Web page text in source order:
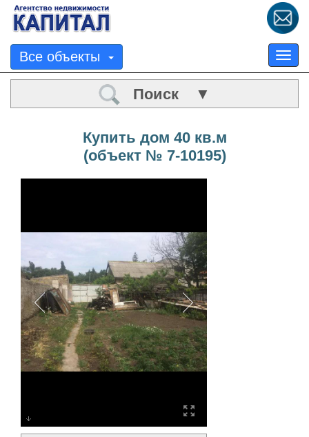
Все объекты
Поиск ▼
Купить дом 40 кв.м
(объект № 7-10195)